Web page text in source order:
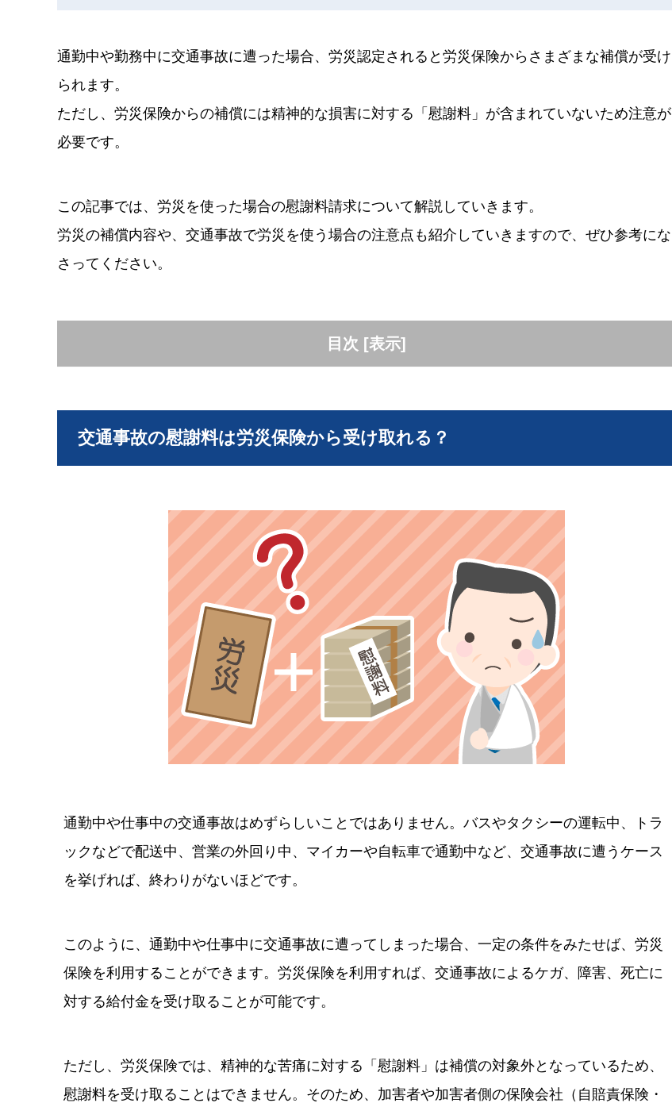
通勤中や勤務中に交通事故に遭った場合、労災認定されると労災保険からさまざまな補償が受け
られます。
ただし、労災保険からの補償には精神的な損害に対する「慰謝料」が含まれていないため注意が
必要です。
この記事では、労災を使った場合の慰謝料請求について解説していきます。
労災の補償内容や、交通事故で労災を使う場合の注意点も紹介していきますので、ぜひ参考にな
さってください。
目次 [表示]
交通事故の慰謝料は労災保険から受け取れる？
通勤中や仕事中の交通事故はめずらしいことではありません。バスやタクシーの運転中、トラ
ックなどで配送中、営業の外回り中、マイカーや自転車で通勤中など、交通事故に遭うケース
を挙げれば、終わりがないほどです。
このように、通勤中や仕事中に交通事故に遭ってしまった場合、一定の条件をみたせば、労災
保険を利用することができます。労災保険を利用すれば、交通事故によるケガ、障害、死亡に
対する給付金を受け取ることが可能です。
ただし、労災保険では、精神的な苦痛に対する「慰謝料」は補償の対象外となっているため、
慰謝料を受け取ることはできません。そのため、加害者や加害者側の保険会社（自賠責保険・